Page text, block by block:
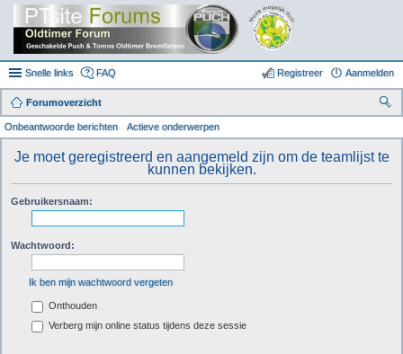
Snelle links FAQ Aanmelden
Registreer
Forumoverzicht
Onbeantwoorde berichten Actieve onderwerpen
Je moet geregistreerd en aangemeld zijn om de teamlijst te
kunnen bekijken.
Gebruikersnaam:
Wachtwoord:
Ik ben mijn wachtwoord vergeten
Onthouden
Verberg mijn online status tijdens deze sessie